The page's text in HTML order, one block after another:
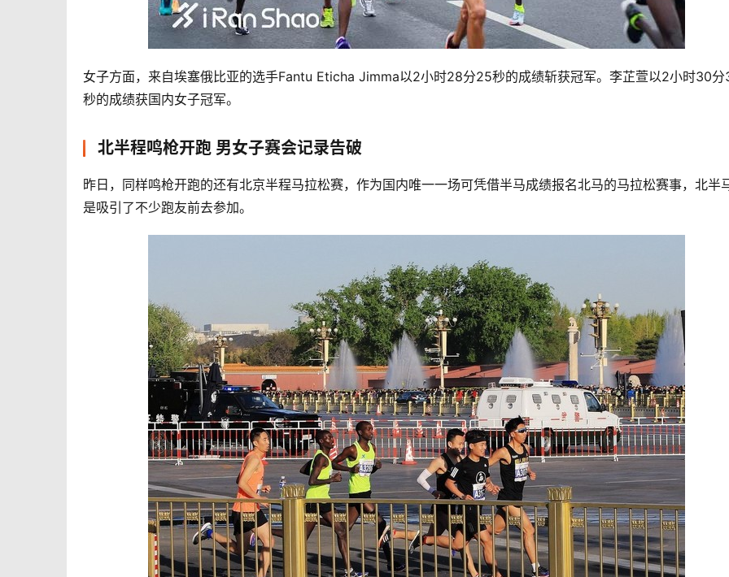
女子方面，来自埃塞俄比亚的选手Fantu Eticha Jimma以2小时28分25秒的成绩斩获冠军。李芷萱以2小时30
秒的成绩获国内女子冠军。
北半程鸣枪开跑 男女子赛会记录告破
昨日，同样鸣枪开跑的还有北京半程马拉松赛，作为国内唯一一场可凭借半马成绩报名北马的马拉松赛事，北半
是吸引了不少跑友前去参加。